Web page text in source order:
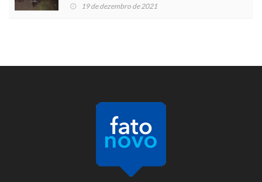
19 de dezembro de 2021